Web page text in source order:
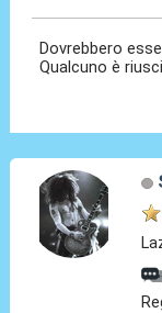
Dovrebbero
Qualcuno è